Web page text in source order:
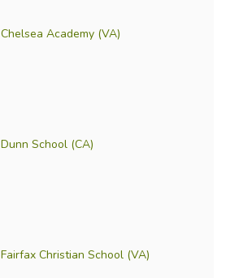
Chelsea Academy (VA)
Dunn School (CA)
Fairfax Christian School (VA)